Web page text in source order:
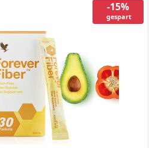
-15%
gespart